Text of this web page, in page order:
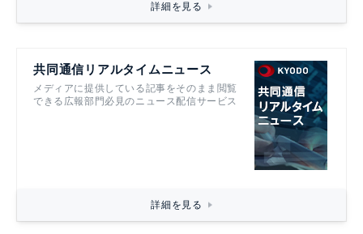
詳細を見る
共同通信リアルタイムニュース
メディアに提供している記事をそのまま閲覧
できる広報部門必見のニュース配信サービス
詳細を見る